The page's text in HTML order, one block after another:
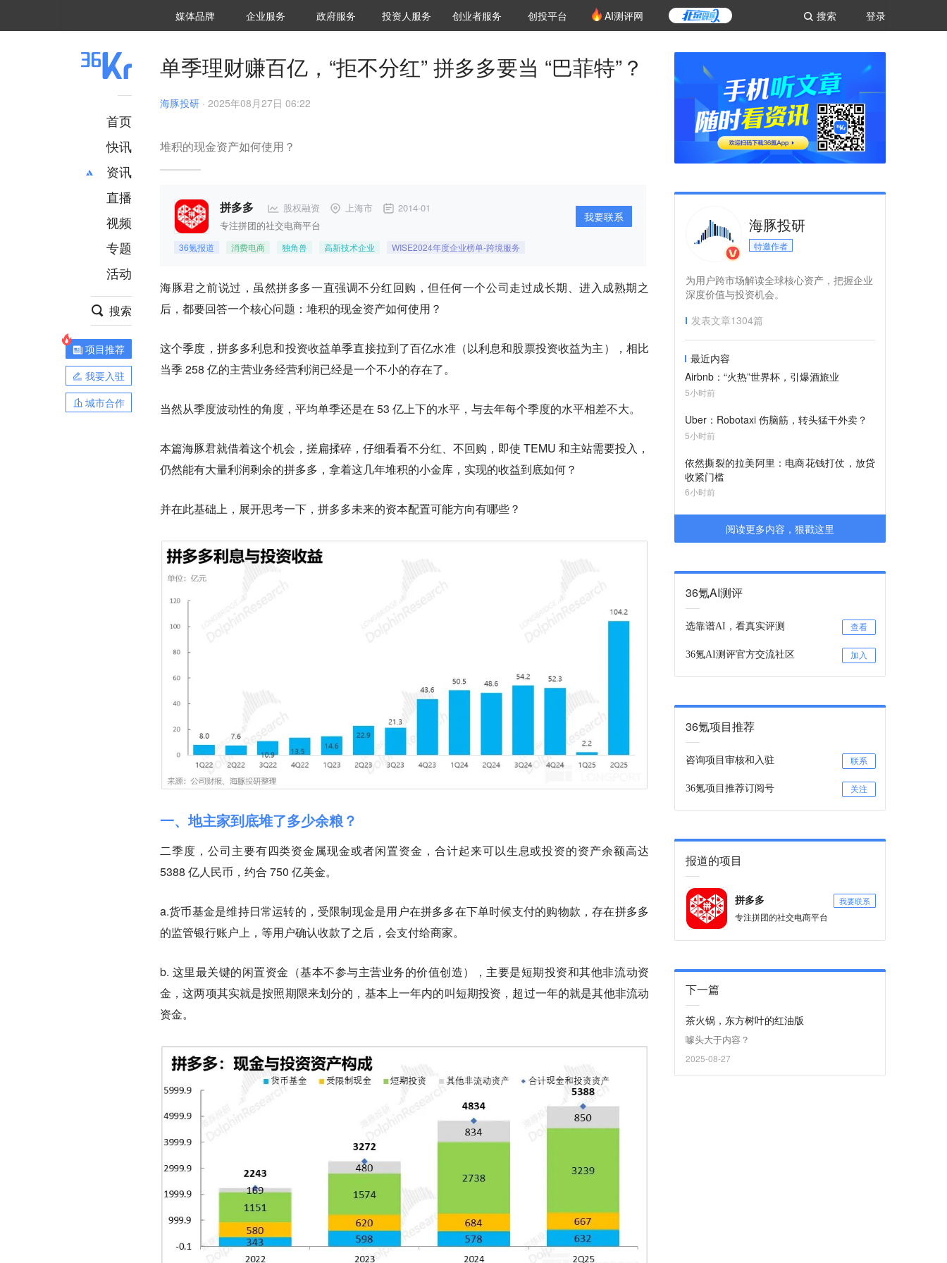
登录
搜索
媒体品牌 36Kr研究院
企业服务 城市之窗
政府服务 VClub投资机构库
投资机构职位推介
投资人服务 创投氪堂
创业者服务 创投平台 AI测评网
首页
快讯
资讯
推荐
财经
项目推荐
安徽
直播
视频
专题
活动
搜索
项目推荐
我要入驻
城市合作
单季理财赚百亿，“拒不分红” 拼多多要当 “巴菲特”？
海豚投研 · 2025年08月27日 06:22
堆积的现金资产如何使用？
拼多多 股权融资 上海市 2014-01
专注拼团的社交电商平台
36氪报道 消费电商 独角兽 高新技术企业 WISE2024年度企业榜单-跨境服务
我要联系
海豚君之前说过，虽然拼多多一直强调不分红回购，但任何一个公司走过成长期、进入成熟期之
后，都要回答一个核心问题： 堆积的现金资产如何使用？
这个季度，拼多多利息和投资收益单季直接拉到了百亿水准（以利息和股票投资收益为主），相比
当季 258 亿的主营业务经营利润已经是一个不小的存在了。
当然从季度波动性的角度，平均单季还是在 53 亿上下的水平，与去年每个季度的水平相差不大。
本篇海豚君就借着这个机会，搓扁揉碎，仔细看看不分红、不回购，即使 TEMU 和主站需要投入，
仍然能有大量利润剩余的拼多多，拿着这几年堆积的小金库，实现的收益到底如何？
并在此基础上，展开思考一下，拼多多未来的资本配置可能方向有哪些？
一、地主家到底堆了多少余粮？
二季度，公司主要有四类资金属现金或者闲置资金，合计起来可以生息或投资的资产余额高达
5388 亿人民币，约合 750 亿美金。
a.货币基金是维持日常运转的， 受限制现金是用户在拼多多在下单时候支付的购物款，存在拼多多
的监管银行账户上，等用户确认收款了之后，会支付给商家。
b. 这里最关键的闲置资金（基本不参与主营业务的价值创造），主要是短期投资和其他非流动资
金，这两项其实就是按照期限来划分的，基本上一年内的叫短期投资，超过一年的就是其他非流动
资金。
海豚投研
特邀作者
为用户跨市场解读全球核心资产，把握企业
深度价值与投资机会。
发表文章1304篇
最近内容
Airbnb：“火热”世界杯，引爆酒旅业
5小时前
Uber：Robotaxi 伤脑筋，转头猛干外卖？
5小时前
依然撕裂的拉美阿里：电商花钱打仗，放贷
收紧门槛
6小时前
阅读更多内容，狠戳这里
36氪AI测评
选靠谱AI，看真实评测 查看
36氪AI测评官方交流社区 加入
36氪项目推荐
咨询项目审核和入驻 联系
36氪项目推荐订阅号 关注
报道的项目
拼多多 我要联系
专注拼团的社交电商平台
下一篇
茶火锅，东方树叶的红油版
噱头大于内容？
2025-08-27